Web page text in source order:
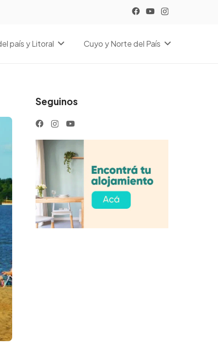
país y Litoral Cuyo y Norte del País
Seguinos